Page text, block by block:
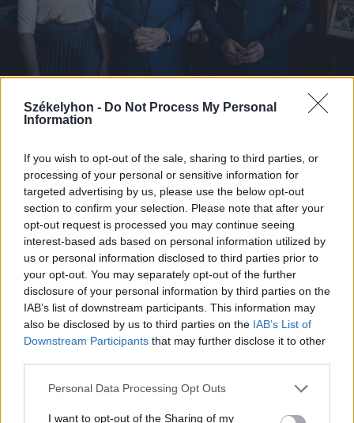
Székelyhon - Do Not Process My Personal
Information
If you wish to opt-out of the sale, sharing to third parties, or
processing of your personal or sensitive information for
targeted advertising by us, please use the below opt-out
section to confirm your selection. Please note that after your
opt-out request is processed you may continue seeing
interest-based ads based on personal information utilized by
us or personal information disclosed to third parties prior to
your opt-out. You may separately opt-out of the further
disclosure of your personal information by third parties on the
IAB’s list of downstream participants. This information may
also be disclosed by us to third parties on the IAB’s List of
Downstream Participants that may further disclose it to other
Personal Data Processing Opt Outs
I want to opt-out of the Sharing of my
2026. augusztus 08., szombat
köztársasági elnöki tisztségre